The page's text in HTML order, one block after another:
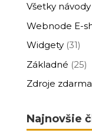
Všetky návody
Webnode E-
Widgety(31)
Základné (25)
Zdroje zdarma
Najnovšie